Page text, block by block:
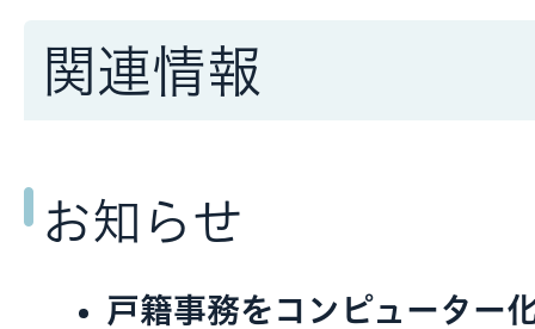
関連情報
お知らせ
戸籍事務をコンピューター